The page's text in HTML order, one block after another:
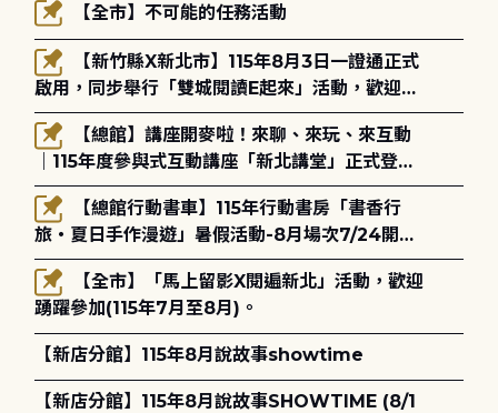
【全市】不可能的任務活動
啟用，同步舉行「雙城閱讀E起來」活動，歡迎踴
躍參加(115年8月3日至10月4日)。
｜115年度參與式互動講座「新北講堂」正式登
場！
旅・夏日手作漫遊」暑假活動-8月場次7/24開始
報名
踴躍參加(115年7月至8月)。
【新店分館】115年8月說故事showtime
【新店分館】115年8月說故事SHOWTIME (8/1